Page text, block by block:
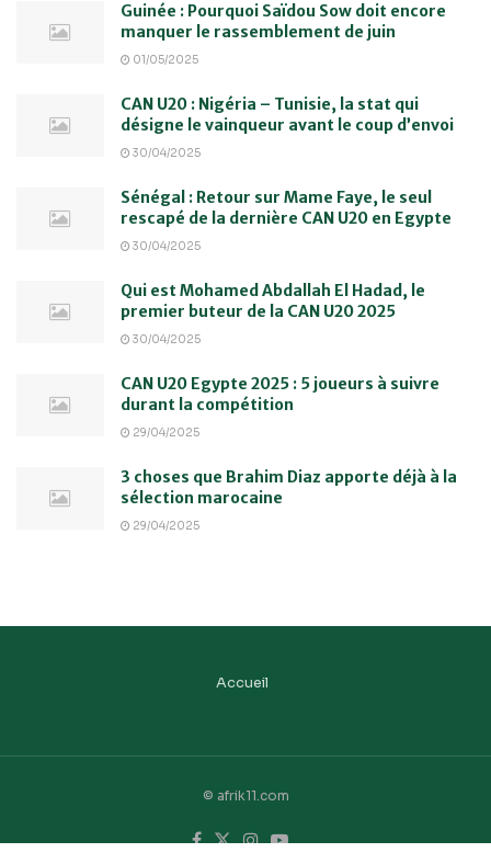
Guinée : Pourquoi Saïdou Sow doit encore
manquer le rassemblement de juin
01/05/2025
CAN U20 : Nigéria – Tunisie, la stat qui
désigne le vainqueur avant le coup d’envoi
30/04/2025
Sénégal : Retour sur Mame Faye, le seul
rescapé de la dernière CAN U20 en Egypte
30/04/2025
Qui est Mohamed Abdallah El Hadad, le
premier buteur de la CAN U20 2025
30/04/2025
CAN U20 Egypte 2025 : 5 joueurs à suivre
durant la compétition
29/04/2025
3 choses que Brahim Diaz apporte déjà à la
sélection marocaine
29/04/2025
Accueil
© afrik11.com